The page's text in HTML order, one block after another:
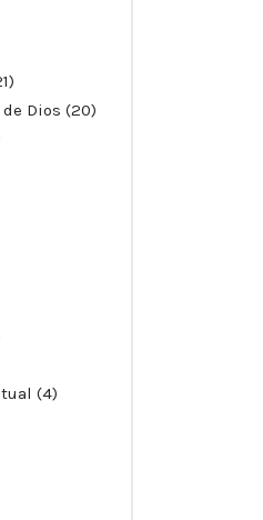
Dios (20)
(4)